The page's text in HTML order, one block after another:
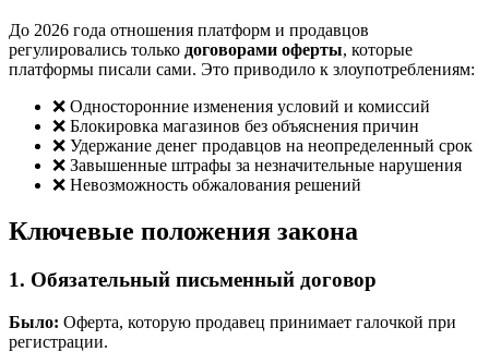
До 2026 года отношения платформ и продавцов
регулировались только договорами оферты, которые
платформы писали сами. Это приводило к злоупотреблениям:
❌ Односторонние изменения условий и комиссий
❌ Блокировка магазинов без объяснения причин
❌ Удержание денег продавцов на неопределенный срок
❌ Завышенные штрафы за незначительные нарушения
❌ Невозможность обжалования решений
Ключевые положения закона
1. Обязательный письменный договор
Было: Оферта, которую продавец принимает галочкой при
регистрации.